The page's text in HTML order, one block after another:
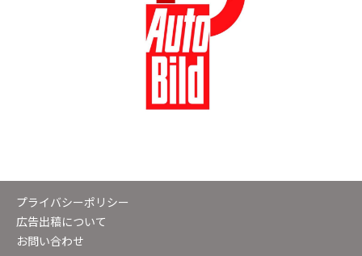
プライバシーポリシー
広告出稿について
お問い合わせ